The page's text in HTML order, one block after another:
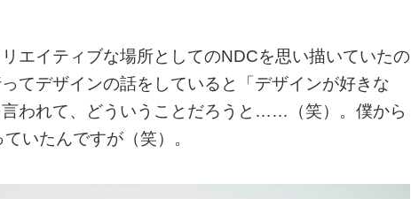
エイティブな場所としてのNDCを思い描いていたの
てデザインの話をしていると「デザインが好きな
われて、どういうことだろうと……（笑）。僕から
いたんですが（笑）。